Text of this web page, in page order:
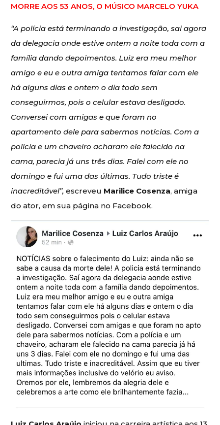
MORRE AOS 53 ANOS, O MÚSICO MARCELO YUKA
“A polícia está terminando a investigação, sai agora
da delegacia onde estive ontem a noite toda com a
família dando depoimentos. Luiz era meu melhor
amigo e eu e outra amiga tentamos falar com ele
há alguns dias e ontem o dia todo sem
conseguirmos, pois o celular estava desligado.
Conversei com amigas e que foram no
apartamento dele para sabermos notícias. Com a
polícia e um chaveiro acharam ele falecido na
cama, parecia já uns três dias. Falei com ele no
domingo e fui uma das últimas. Tudo triste é
inacreditável”, escreveu Marilice Cosenza, amiga
do ator, em sua página no Facebook.